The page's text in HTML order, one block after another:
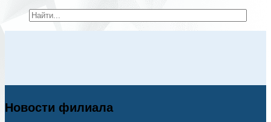
Новости филиала